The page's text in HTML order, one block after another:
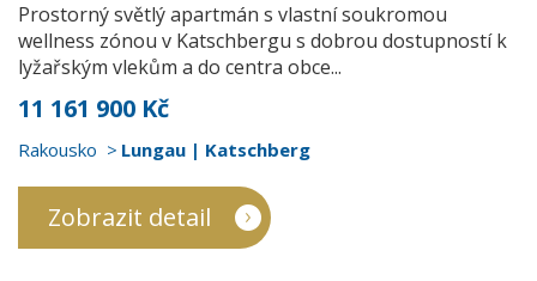
Prostorný světlý apartmán s vlastní soukromou
wellness zónou v Katschbergu s dobrou dostupností k
lyžařským vlekům a do centra obce...
11 161 900 Kč
Rakousko Lungau | Katschberg
Zobrazit detail